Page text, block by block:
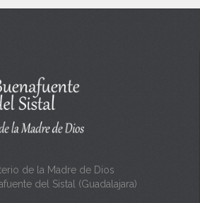
de la Madre de Dios
del Sistal (Guadalajara)